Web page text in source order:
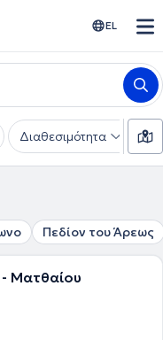
EL
Διαθεσιμότητα
Πεδίον του Άρεως
Ματθαίου